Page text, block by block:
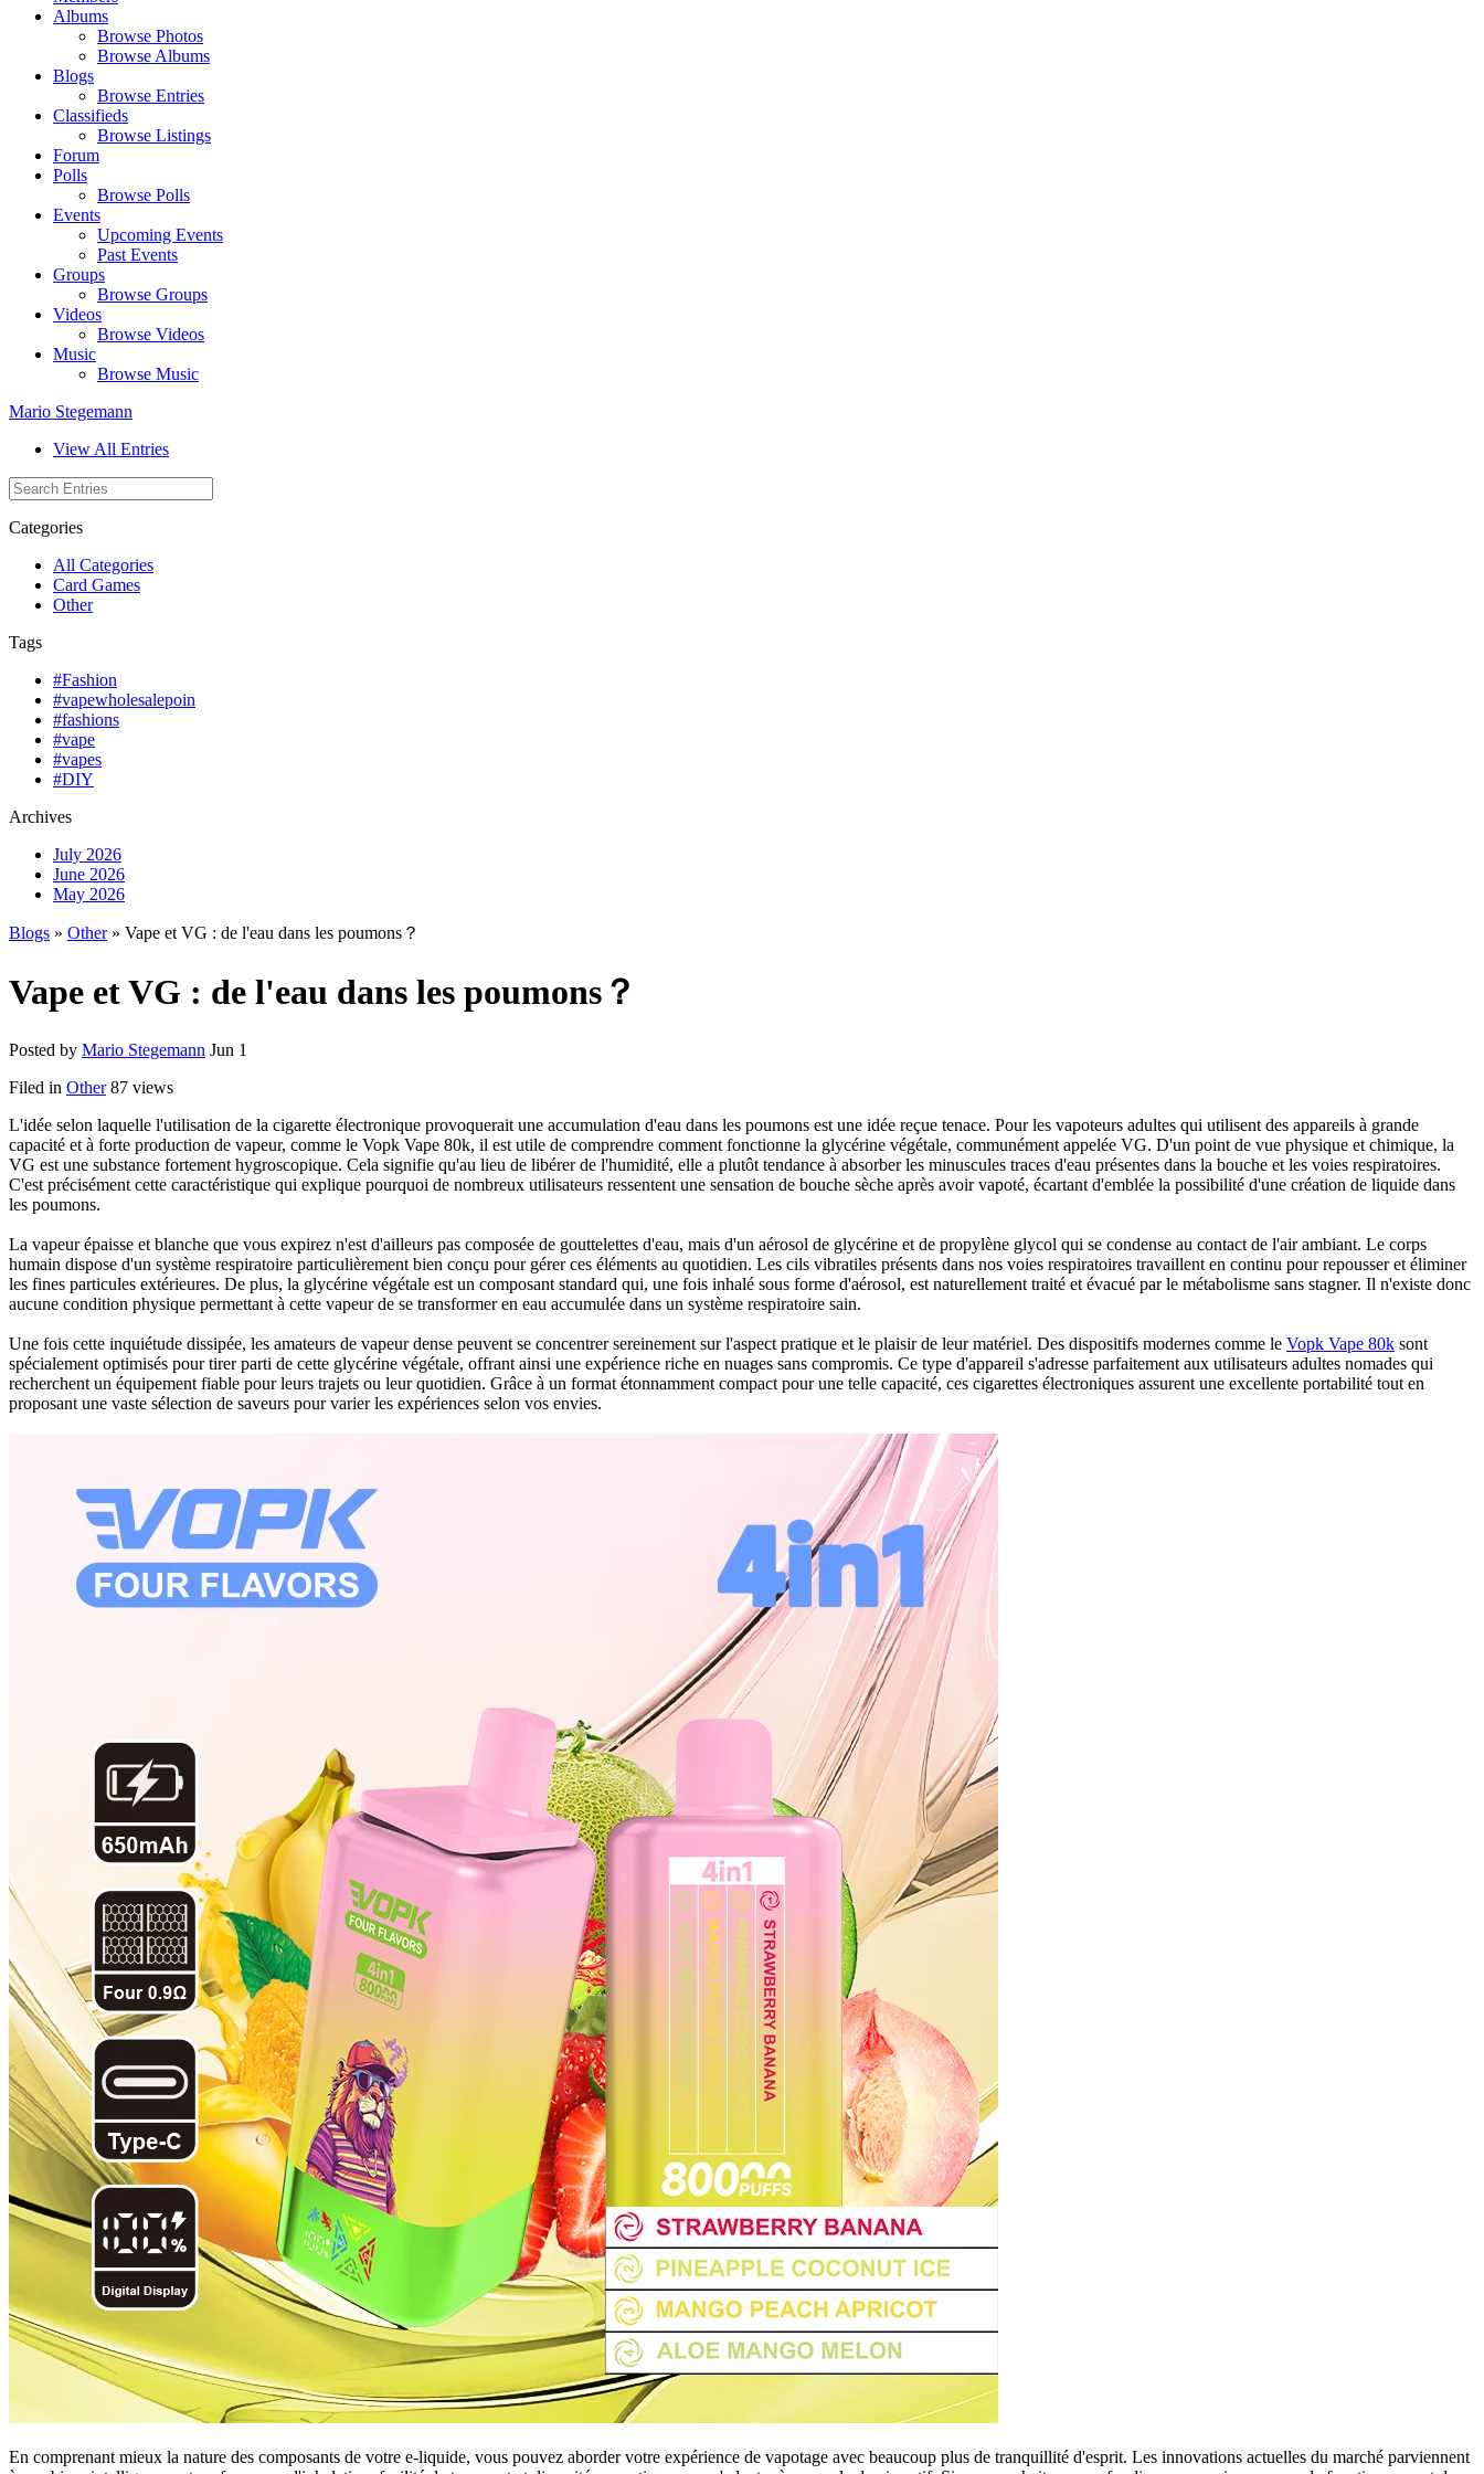
Albums
Browse Photos
Browse Albums
Blogs
Browse Entries
Classifieds
Browse Listings
Forum
Polls
Browse Polls
Events
Upcoming Events
Past Events
Groups
Browse Groups
Videos
Browse Videos
Music
Browse Music
Mario Stegemann
View All Entries
Categories
All Categories
Card Games
Other
Tags
#Fashion
#vapewholesalepoin
#fashions
#vape
#vapes
#DIY
Archives
July 2026
June 2026
May 2026
Blogs » Other» Vape et VG : de l'eau dans les poumons？
Vape et VG : de l'eau dans les poumons？
Posted by Mario Stegemann Jun 1
Filed in Other 87 views
L'idée selon laquelle l'utilisation de la cigarette électronique provoquerait une accumulation d'eau dans les poumons est une idée reçue tenace. Pour les vapoteurs adultes qui utilisent des appareils à grande
capacité et à forte production de vapeur, comme le Vopk Vape 80k, il est utile de comprendre comment fonctionne la glycérine végétale, communément appelée VG. D'un point de vue physique et chimique, la
VG est une substance fortement hygroscopique. Cela signifie qu'au lieu de libérer de l'humidité, elle a plutôt tendance à absorber les minuscules traces d'eau présentes dans la bouche et les voies respiratoires.
C'est précisément cette caractéristique qui explique pourquoi de nombreux utilisateurs ressentent une sensation de bouche sèche après avoir vapoté, écartant d'emblée la possibilité d'une création de liquide dans
les poumons.
La vapeur épaisse et blanche que vous expirez n'est d'ailleurs pas composée de gouttelettes d'eau, mais d'un aérosol de glycérine et de propylène glycol qui se condense au contact de l'air ambiant. Le corps
humain dispose d'un système respiratoire particulièrement bien conçu pour gérer ces éléments au quotidien. Les cils vibratiles présents dans nos voies respiratoires travaillent en continu pour repousser et éliminer
les fines particules extérieures. De plus, la glycérine végétale est un composant standard qui, une fois inhalé sous forme d'aérosol, est naturellement traité et évacué par le métabolisme sans stagner. Il n'existe donc
aucune condition physique permettant à cette vapeur de se transformer en eau accumulée dans un système respiratoire sain.
Une fois cette inquiétude dissipée, les amateurs de vapeur dense peuvent se concentrer sereinement sur l'aspect pratique et le plaisir de leur matériel. Des dispositifs modernes comme le Vopk Vape 80k sont
spécialement optimisés pour tirer parti de cette glycérine végétale, offrant ainsi une expérience riche en nuages sans compromis. Ce type d'appareil s'adresse parfaitement aux utilisateurs adultes nomades qui
recherchent un équipement fiable pour leurs trajets ou leur quotidien. Grâce à un format étonnamment compact pour une telle capacité, ces cigarettes électroniques assurent une excellente portabilité tout en
proposant une vaste sélection de saveurs pour varier les expériences selon vos envies.
En comprenant mieux la nature des composants de votre e-liquide, vous pouvez aborder votre expérience de vapotage avec beaucoup plus de tranquillité d'esprit. Les innovations actuelles du marché parviennent